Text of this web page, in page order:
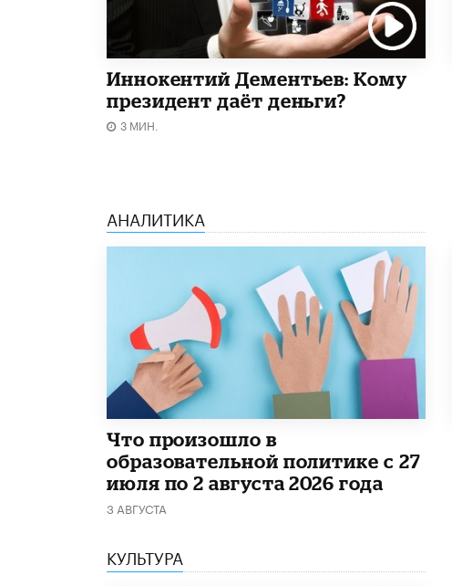
Иннокентий Дементьев: Кому
президент даёт деньги?
3 МИН.
АНАЛИТИКА
​Что произошло в
образовательной политике с 27
июля по 2 августа 2026 года
3 АВГУСТА
КУЛЬТУРА